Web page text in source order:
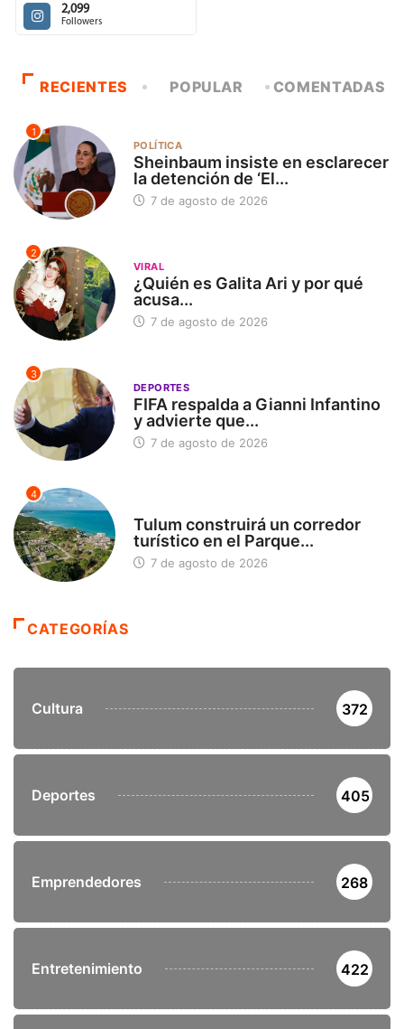
2,099
Followers
RECIENTES POPULAR COMENTADAS
1
POLÍTICA
Sheinbaum insiste en esclarecer
la detención de ‘El...
7 de agosto de 2026
2
VIRAL
¿Quién es Galita Ari y por qué
acusa...
7 de agosto de 2026
3
DEPORTES
FIFA respalda a Gianni Infantino
y advierte que...
7 de agosto de 2026
4
Tulum construirá un corredor
turístico en el Parque...
7 de agosto de 2026
CATEGORÍAS
Cultura 372
Deportes 405
Emprendedores 268
Entretenimiento 422